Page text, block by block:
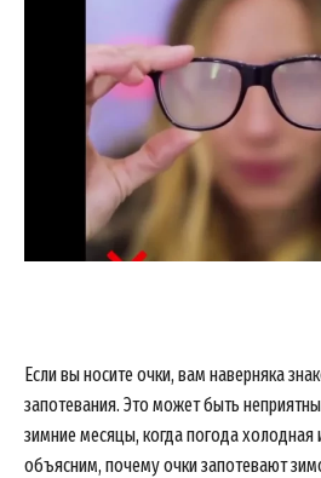
Если вы носите очки, вам наверняка
запотевания. Это может быть
зимние месяцы, когда погода холодная
объясним, почему очки запотевают